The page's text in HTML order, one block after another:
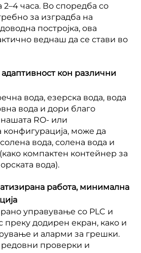
часа. Во споредба со
за изградба на
постројка, ова
веднаш да се стави во
кон различни
вода, езерска вода, вода
вода и дори благо
RO- или
конфигурација, може да
вода, солена вода и
компактен контейнер за
вода).
работа, минимална
управување со PLC и
преку додирен екран, како и
и аларми за грешки.
проверки и